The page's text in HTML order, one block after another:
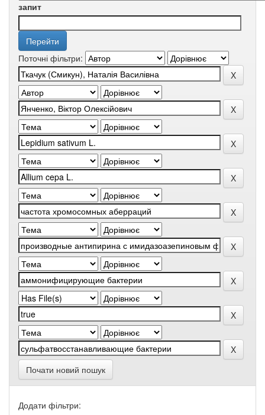
запит
Поточні фільтри:
Почати новий пошук
Додати фільтри: